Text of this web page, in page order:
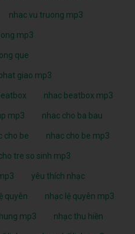
nhac vu truong mp3
mp3
que
giao mp3
nhac beatbox mp3
mp3 nhac cho ba bau
cho be nhac cho be mp3
tre so sinh mp3
yêu thích nhạc
quyên nhạc lệ quyên mp3
mp3 nhạc thu hiền